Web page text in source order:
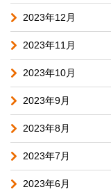
2023年12月
2023年11月
2023年10月
2023年9月
2023年8月
2023年7月
2023年6月